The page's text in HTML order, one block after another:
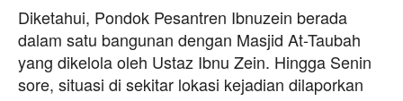
Diketahui, Pondok Pesantren Ibnuzein berada
dalam satu bangunan dengan Masjid At-Taubah
yang dikelola oleh Ustaz Ibnu Zein. Hingga Senin
sore, situasi di sekitar lokasi kejadian dilaporkan